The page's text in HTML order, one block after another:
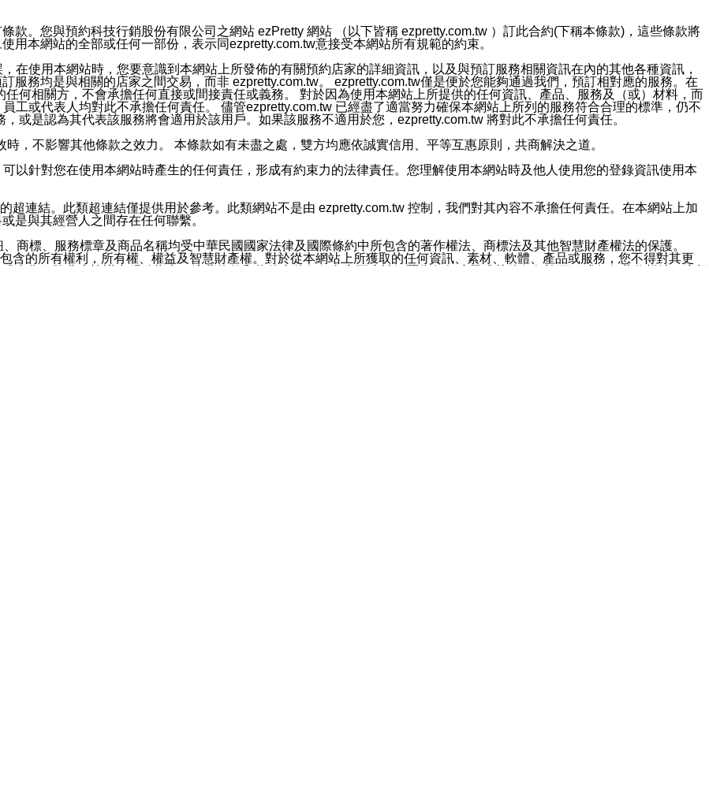
送或宣傳本網站各項服務之資料或電子郵件供您參考。您能依照該資料或電子郵件所指示之方法、說明或功能連結，隨時
公司/本服務好友，您仍可接收到通知型訊息。
以廣告或其他目的的訊息皆不會被傳送。滿足以下三個條件者，將可收到通知型訊息。
比對相符。
帳號或認證官方帳號的通知型訊息。
款。您與預約科技行銷股份有限公司之網站 ezPretty 網站 （以下皆稱 ezpretty.com.tw ）訂此合約(下稱本條款)，這些條款將
用本網站的全部或任何一部份，表示同ezpretty.com.tw意接受本網站所有規範的約束。
在使用本網站時，您要意識到本網站上所發佈的有關預約店家的詳細資訊，以及與預訂服務相關資訊在內的其他各種資訊，
服務均是與相關的店家之間交易，而非 ezpretty.com.tw。 ezpretty.com.tw僅是便於您能夠通過我們，預訂相對應的服務。在
何相關方，不會承擔任何直接或間接責任或義務。 對於因為使用本網站上所提供的任何資訊、產品、服務及（或）材料，而
工或代表人均對此不承擔任何責任。 儘管ezpretty.com.tw 已經盡了適當努力確保本網站上所列的服務符合合理的標準，仍不
或是認為其代表該服務將會適用於該用戶。如果該服務不適用於您，ezpretty.com.tw 將對此不承擔任何責任。
，不影響其他條款之效力。 本條款如有未盡之處，雙方均應依誠實信用、平等互惠原則，共商解決之道。
以針對您在使用本網站時產生的任何責任，形成有約束力的法律責任。您理解使用本網站時及他人使用您的登錄資訊使用本
超連結。此類超連結僅提供用於參考。此類網站不是由 ezpretty.com.tw 控制，我們對其內容不承擔任何責任。在本網站上加
是與其經營人之間存在任何聯繫。
商標、服務標章及商品名稱均受中華民國國家法律及國際條約中所包含的著作權法、商標法及其他智慧財產權法的保護。
含的所有權利，所有權、權益及智慧財產權。對於從本網站上所獲取的任何資訊、素材、軟體、產品或服務，您不得對其更